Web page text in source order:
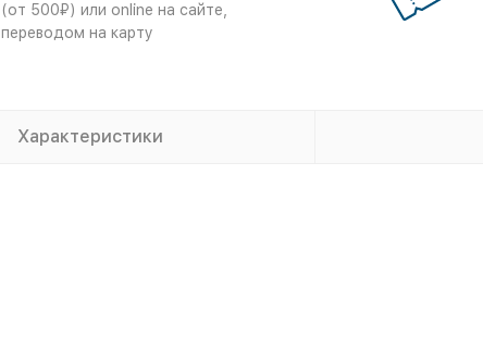
(от 500₽) или online на сайте,
переводом на карту
Характеристики